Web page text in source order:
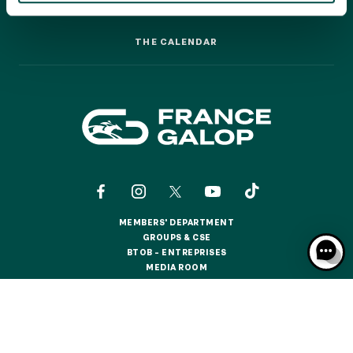
JEUXDI BY PARISLONGCHAMP
ALL OUR EVENTS
SEASON TICKET OFFERS
SEASON TICKET OFFERS
RACING: A STEP-BY-STEP GUIDE
RACING: A STEP-BY-STEP GUIDE
THE CALENDAR
MEMBERS' DEPARTMENT
MEMBERS' DEPARTMENT
GROUPS & CSE
GROUPS & CSE
BTOB – ENTREPRISES
BTOB – ENTREPRISES
MEDIA ROOM
MEDIA ROOM